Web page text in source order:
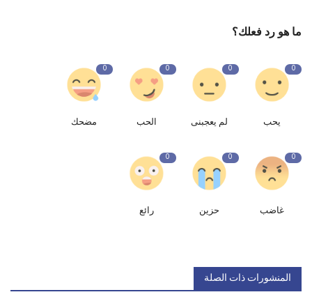
ما هو رد فعلك؟
0
يحب
0
لم يعجبنى
0
الحب
0
مضحك
0
غاضب
0
حزين
0
رائع
المنشورات ذات الصلة